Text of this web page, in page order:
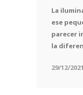
La
ese
parecer
la
29/12/2021